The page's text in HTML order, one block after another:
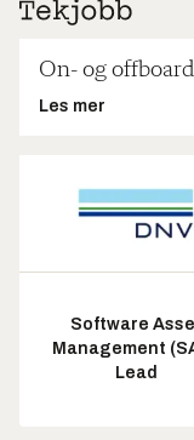
On- og
Les mer
Software
Management
Lead